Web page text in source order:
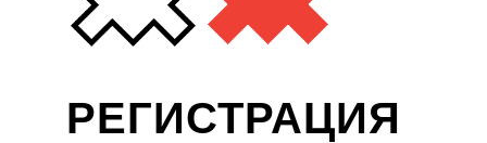
РЕГИСТРАЦИЯ